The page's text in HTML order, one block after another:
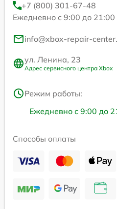
+7 (800) 301-67-48
Ежедневно с 9:00 до 21:00
info@xbox-repair-
ул. Ленина, 23
Адрес сервисного центра Xbox
Режим работы:
Ежедневно с 9:00 до
Способы оплаты